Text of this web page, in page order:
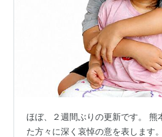
ほぼ、２週間ぶりの更新です。 熊
た方々に深く哀悼の意を表します